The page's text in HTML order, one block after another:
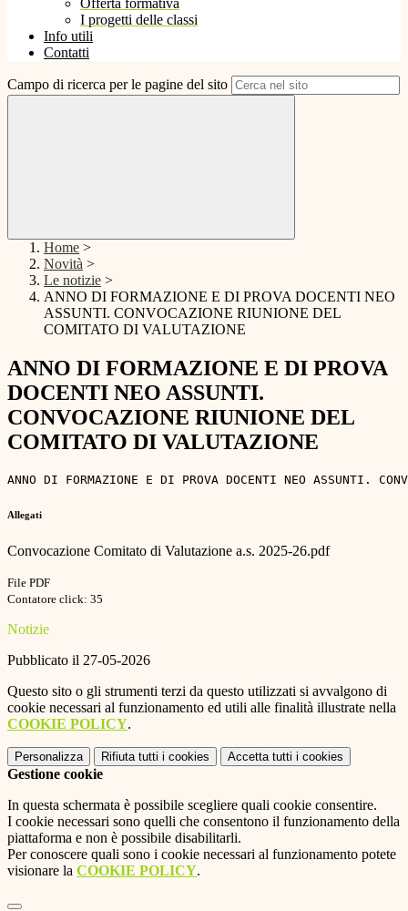
Offerta formativa
I progetti delle classi
Info utili
Contatti
Campo di ricerca per le pagine del sito
Home >
Novità >
Le notizie >
ANNO DI FORMAZIONE E DI PROVA DOCENTI NEO
ASSUNTI. CONVOCAZIONE RIUNIONE DEL
COMITATO DI VALUTAZIONE
ANNO DI FORMAZIONE E DI PROVA
DOCENTI NEO ASSUNTI.
CONVOCAZIONE RIUNIONE DEL
COMITATO DI VALUTAZIONE
ANNO DI FORMAZIONE E DI PROVA DOCENTI NEO ASSUNTI.
Allegati
Convocazione Comitato di Valutazione a.s. 2025-26.pdf
File PDF
Contatore click: 35
Notizie
Pubblicato il 27-05-2026
Questo sito o gli strumenti terzi da questo utilizzati si avvalgono di
cookie necessari al funzionamento ed utili alle finalità illustrate nella
COOKIE POLICY.
Personalizza Rifiuta tutti i cookies Accetta tutti i cookies
Gestione cookie
In questa schermata è possibile scegliere quali cookie consentire.
I cookie necessari sono quelli che consentono il funzionamento della
piattaforma e non è possibile disabilitarli.
Per conoscere quali sono i cookie necessari al funzionamento potete
visionare la COOKIE POLICY.